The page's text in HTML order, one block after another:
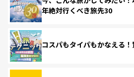
年絶対行くべき旅先30
コスパもタイパもかなえる